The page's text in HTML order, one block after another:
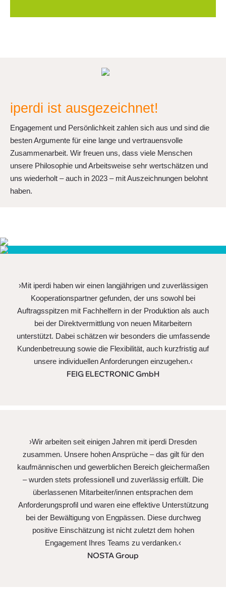
iperdi ist ausgezeichnet!
Engagement und Persönlichkeit zahlen sich aus und sind die
besten Argumente für eine lange und vertrauensvolle
Zusammenarbeit. Wir freuen uns, dass viele Menschen
unsere Philosophie und Arbeitsweise sehr wertschätzen und
uns wiederholt – auch in 2023 – mit Auszeichnungen belohnt
haben.
›Mit iperdi haben wir einen langjährigen und zuverlässigen
Kooperationspartner gefunden, der uns sowohl bei
Auftragsspitzen mit Fachhelfern in der Produktion als auch
bei der Direktvermittlung von neuen Mitarbeitern
unterstützt. Dabei schätzen wir besonders die umfassende
Kundenbetreuung sowie die Flexibilität, auch kurzfristig auf
unsere individuellen Anforderungen einzugehen.‹
FEIG ELECTRONIC GmbH
›Wir arbeiten seit einigen Jahren mit iperdi Dresden
zusammen. Unsere hohen Ansprüche – das gilt für den
kaufmännischen und gewerblichen Bereich gleichermaßen
– wurden stets professionell und zuverlässig erfüllt. Die
überlassenen Mitarbeiter/innen entsprachen dem
Anforderungsprofil und waren eine effektive Unterstützung
bei der Bewältigung von Engpässen. Diese durchweg
positive Einschätzung ist nicht zuletzt dem hohen
Engagement Ihres Teams zu verdanken.‹
NOSTA Group